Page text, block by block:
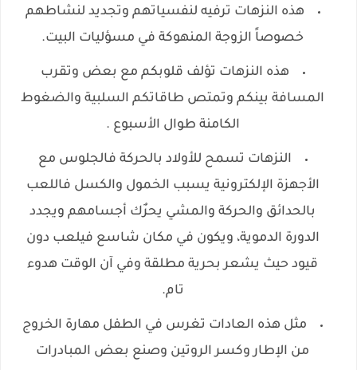
هذه النزهات ترفيه لنفسياتهم وتجديد لنشاطهم
خصوصاً الزوجة المنهوكة في مسؤليات البيت.
هذه النزهات تؤلف قلوبكم مع بعض وتقرب
المسافة بينكم وتمتص طاقاتكم السلبية والضغوط
الكامنة طوال الأسبوع .
النزهات تسمح للأولاد بالحركة فالجلوس مع
الأجهزة الإلكترونية يسبب الخمول والكسل فاللعب
بالحدائق والحركة والمشي يحرٌك أجسامهم ويجدد
الدورة الدموية، ويكون في مكان شاسع فيلعب دون
قيود حيث يشعر بحرية مطلقة وفي آن الوقت هدوء
تام.
مثل هذه العادات تغرس في الطفل مهارة الخروج
من الإطار وكسر الروتين وصنع بعض المبادرات